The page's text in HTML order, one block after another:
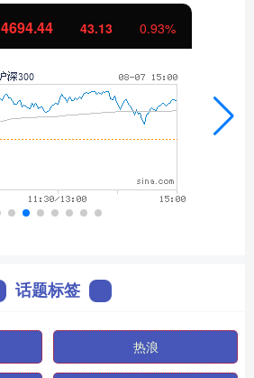
4694.44 43.13 0.93%
话题标签
热浪